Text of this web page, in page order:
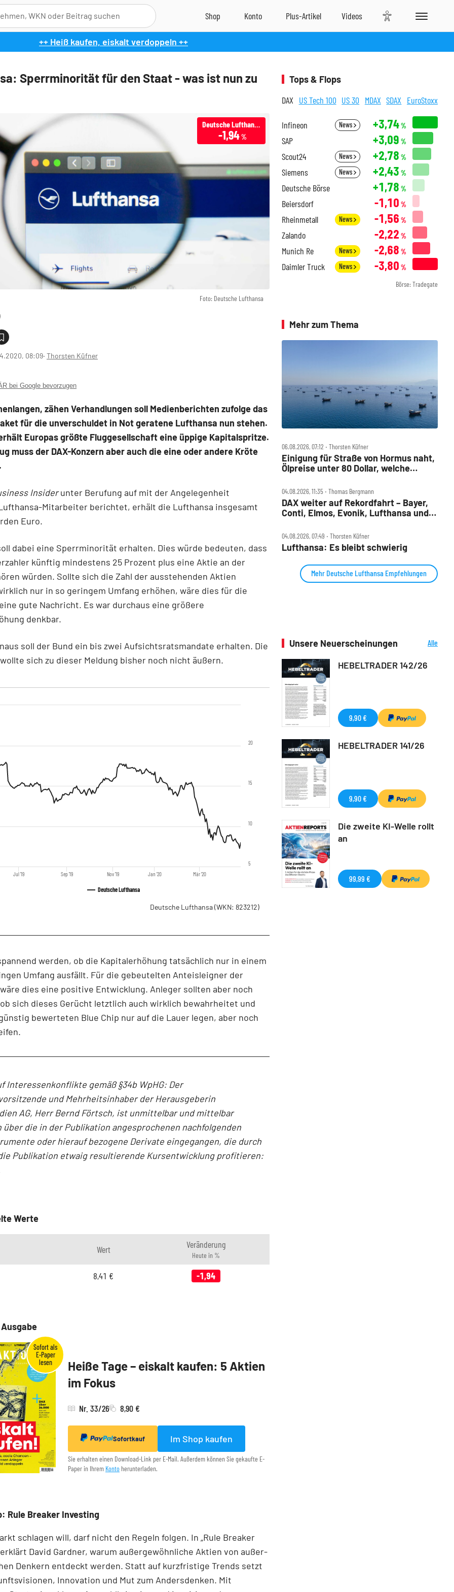
++ Heiß kaufen, eiskalt verdoppeln ++
Sperrminorität für den Staat - was ist nun zu
Foto: Deutsche Lufthansa
Deutsche Lufthansa
-1,94 %
08:09‧ Thorsten Küfner
bei Google bevorzugen
zähen Verhandlungen soll Medienberichten zufolge das
für die unverschuldet in Not geratene Lufthansa nun stehen.
Europas größte Fluggesellschaft eine üppige Kapitalspritze.
muss der DAX-Konzern aber auch die eine oder andere Kröte
Insiderunter Berufung auf mit der Angelegenheit
Mitarbeiter berichtet, erhält die Lufthansa insgesamt
Euro.
dabei eine Sperrminorität erhalten. Dies würde bedeuten, dass
künftig mindestens 25 Prozent plus eine Aktie an der
würden. Sollte sich die Zahl der ausstehenden Aktien
nur in so geringem Umfang erhöhen, wäre dies für die
gute Nachricht. Es war durchaus eine größere
denkbar.
soll der Bund ein bis zwei Aufsichtsratsmandate erhalten. Die
sich zu dieser Meldung bisher noch nicht äußern.
Deutsche Lufthansa
Jul '19 Sep '19 Nov '19 Jan '20 Mär '20
5
10
15
20
Deutsche Lufthansa(WKN: 823212)
werden, ob die Kapitalerhöhung tatsächlich nur in einem
Umfang ausfällt. Für die gebeutelten Anteisleigner der
dies eine positive Entwicklung. Anleger sollten aber noch
sich dieses Gerücht letztlich auch wirklich bewahrheitet und
bewerteten Blue Chip nur auf die Lauer legen, aber noch
Interessenkonflikte gemäß §34b WpHG: Der
und Mehrheitsinhaber der Herausgeberin
AG, Herr Bernd Förtsch, ist unmittelbar und mittelbar
über die in der Publikation angesprochenen nachfolgenden
oder hierauf bezogene Derivate eingegangen, die durch
Publikation etwaig resultierende Kursentwicklung profitieren:
Werte
Wert Veränderung
Heute in %
8,41 € -1,94
Heiße Tage – eiskalt kaufen: 5 Aktien
im Fokus
Nr. 33/26 8,90 €
Sofortkauf Im Shop kaufen
Sie erhalten einen Download-Link per E-Mail. Außerdem können Sie gekaufte E-
Paper in Ihrem Konto herunterladen.
Rule Breaker Investing
schlagen will, darf nicht den Regeln folgen. In „Rule Breaker
David Gardner, warum außergewöhnliche Aktien von außer­
Denkern entdeckt werden. Statt auf kurzfristige Trends setzt
Innovation und Mut zum Andersdenken. Mit
Tops & Flops
DAX US Tech 100 US 30 MDAX SDAX EuroStoxx
Infineon News +3,74%
SAP +3,09 %
Scout24 News +2,78 %
Siemens News +2,43 %
Deutsche Börse +1,78 %
Beiersdorf -1,10 %
Rheinmetall News -1,56 %
Zalando -2,22 %
Munich Re News -2,68 %
Daimler Truck News -3,80 %
Börse: Tradegate
Mehr zum Thema
06.08.2026, 07:12 ‧ Thorsten Küfner
Einigung für Straße von Hormus naht,
Ölpreise unter 80 Dollar, welche
04.08.2026, 11:35 ‧ Thomas Bergmann
DAX weiter auf Rekordfahrt – Bayer,
Conti, Elmos, Evonik, Lufthansa und
04.08.2026, 07:49 ‧ Thorsten Küfner
Lufthansa: Es bleibt schwierig
Mehr Deutsche Lufthansa Empfehlungen
Unsere Neuerscheinungen
Alle
HEBELTRADER 142/26
9,90 €
HEBELTRADER 141/26
9,90 €
Die zweite KI-Welle rollt
an
99,99 €